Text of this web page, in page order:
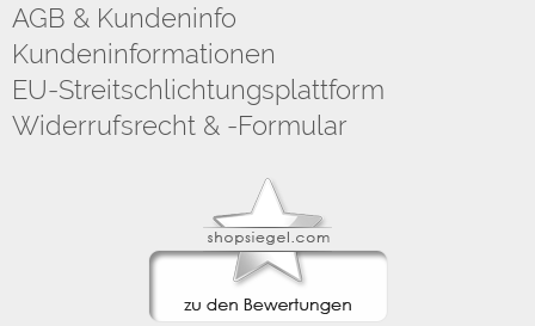
AGB & Kundeninfo
Kundeninformationen
EU-Streitschlichtungsplattform
Widerrufsrecht & -Formular